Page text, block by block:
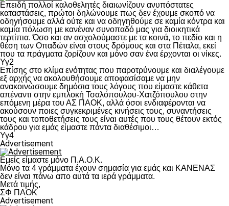
Επειδή πολλοί καλοθελητές διαιωνίζουν ανυπόστατες
καταστάσεις, πρώτοι δηλώνουμε πως δεν έχουμε σκοπό να
οδηγήσουμε αλλά ούτε και να οδηγηθούμε σε καμία κόντρα και
καμία πόλωση με κανέναν συνοπαδό μας για διοικητικά
τερτίπια. Όσο και αν ασχολούμαστε με τα κοινά, το πεδίο και η
θέση των Οπαδών είναι στους δρόμους και στα Πέταλα, εκεί
που τα πράγματα ζορίζουν και μόνο σαν ένα έρχονται οι νίκες.
Υγ2
Επίσης στο κλίμα ενότητας που παροτρύνουμε και διαλέγουμε
εξ αρχής να ακολουθήσουμε αποφασίσαμε να μην
ανακοινώσουμε δημόσια τους λόγους που είμαστε κάθετα
απέναντι στην εμπλοκή Τσαλόπουλου-Χατζόπουλου στην
επόμενη μέρα του ΑΣ ΠΑΟΚ, αλλά όσοι ενδιαφέρονται να
ακούσουν ποιες συγκεκριμένες κινήσεις τους, συναντήσεις
τους και τοποθετήσεις τους είναι αυτές που τους θέτουν εκτός
κάδρου για εμάς είμαστε πάντα διαθέσιμοι…
Υγ4
Advertisement
Εμείς είμαστε μόνο Π.Α.Ο.Κ.
Μόνο τα 4 γράμματα έχουν σημασία για εμάς και ΚΑΝΕΝΑΣ
δεν είναι πάνω απο αυτά τα ιερά γράμματα.
Μετά τιμής,
ΣΦ ΠΑΟΚ
Advertisement